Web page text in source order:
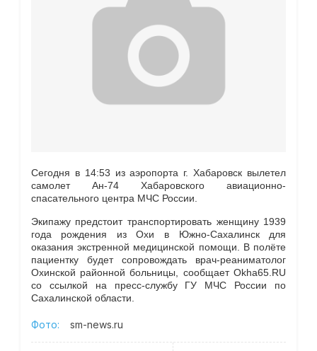
Сегодня в 14:53 из аэропорта г. Хабаровск вылетел
самолет Ан-74 Хабаровского авиационно-
спасательного центра МЧС России.
Экипажу предстоит транспортировать женщину 1939
года рождения из Охи в Южно-Сахалинск для
оказания экстренной медицинской помощи. В полёте
пациентку будет сопровождать врач-реаниматолог
Охинской районной больницы, сообщает Okha65.RU
со ссылкой на пресс-службу ГУ МЧС России по
Сахалинской области.
Фото: sm-news.ru